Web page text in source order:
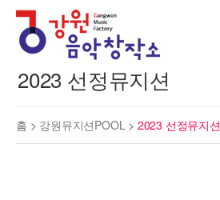
2023 선정뮤지션
홈 > 강원뮤지션POOL > 2023 선정뮤지션